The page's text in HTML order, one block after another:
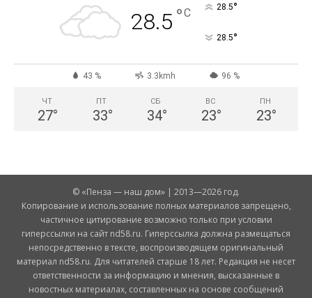
28.5 °C 28.5°
28.5°
43 % 3.3kmh 96 %
ЧТ
27°
ПТ
33°
СБ
34°
ВС
23°
ПН
23°
© «Пенза — наш дом» | 2013—2026 год.
Копирование и использование полных материалов запрещено,
частичное цитирование возможно только при условии
гиперссылки на сайт nd58.ru. Гиперссылка должна размещаться
непосредственно в тексте, воспроизводящем оригинальный
материал nd58.ru. Для читателей старше 18 лет. Редакция не несет
ответственности за информацию и мнения, высказанные в
новостных материалах, составленных на основе сообщений